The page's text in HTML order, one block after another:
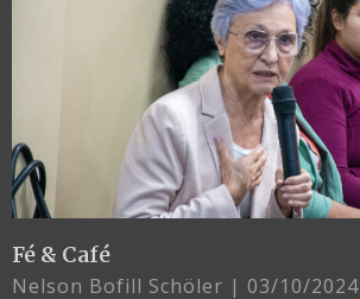
Fé & Café
Nelson Bofill Schöler 03/10/2024